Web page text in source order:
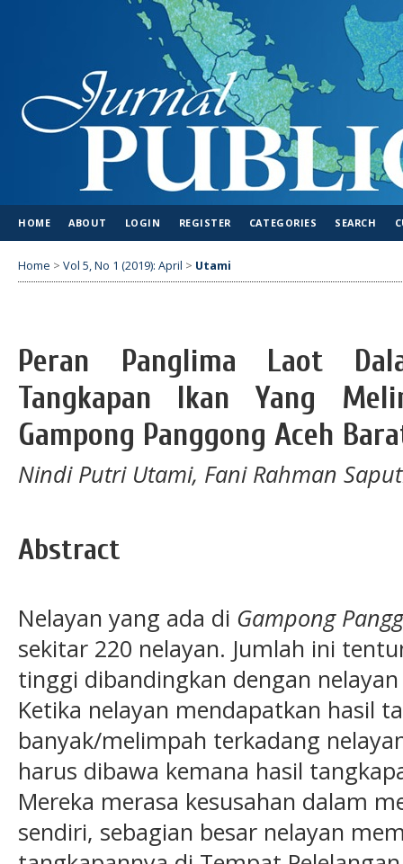
HOME ABOUT LOGIN REGISTER CATEGORIES SEARCH
Home > Vol 5, No 1 (2019): April > Utami
Peran Panglima Laot
Tangkapan Ikan Yang
Gampong Panggong Aceh
Nindi Putri Utami, Fani Rahman
Abstract
Nelayan yang ada di Gampong
sekitar 220 nelayan. Jumlah ini
tinggi dibandingkan dengan
Ketika nelayan mendapatkan hasil
banyak/melimpah terkadang
harus dibawa kemana hasil
Mereka merasa kesusahan dalam
sendiri, sebagian besar nelayan